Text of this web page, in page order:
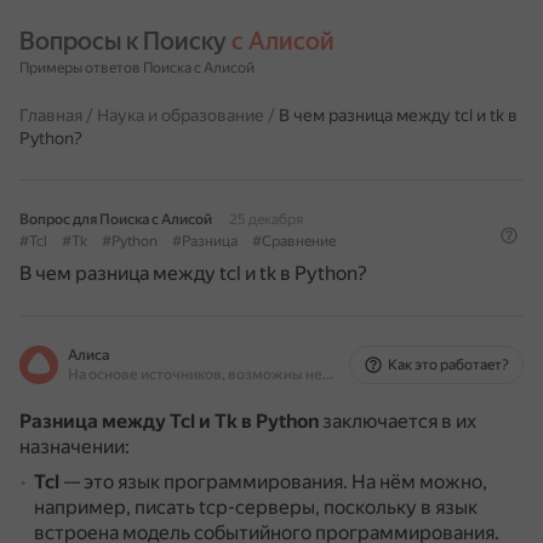
Вопросы к Поиску с Алисой
Примеры ответов Поиска с Алисой
Главная / Наука и образование / В чем разница между tcl и tk в
Python?
Вопрос для Поиска с Алисой
25 декабря
#Tcl
#Tk #Python #Разница #Сравнение
В чем разница между tcl и tk в Python?
Алиса
На основе источников, возможны неточности
Как это работает?
Разница между Tcl и Tk в Python заключается в их
назначении:
Tcl — это язык программирования. На нём можно,
например, писать tcp-серверы, поскольку в язык
встроена модель событийного программирования.